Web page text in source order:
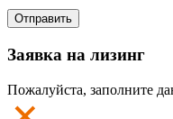
Заявка на лизинг
Пожалуйста, заполните